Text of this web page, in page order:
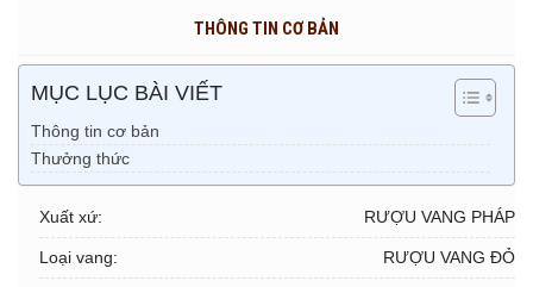
THÔNG TIN CƠ BẢN
MỤC LỤC BÀI VIẾT
Thông tin cơ bản
Thưởng thức
Xuất xứ: RƯỢU VANG PHÁP
Loại vang: RƯỢU VANG ĐỎ